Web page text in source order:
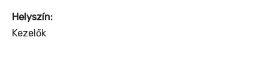
Helyszín:
Kezelők